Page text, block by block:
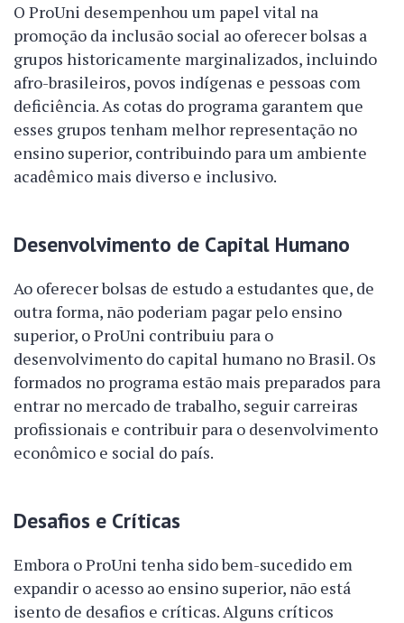
O ProUni desempenhou um papel vital na
promoção da inclusão social ao oferecer bolsas a
grupos historicamente marginalizados, incluindo
afro-brasileiros, povos indígenas e pessoas com
deficiência. As cotas do programa garantem que
esses grupos tenham melhor representação no
ensino superior, contribuindo para um ambiente
acadêmico mais diverso e inclusivo.
Desenvolvimento de Capital Humano
Ao oferecer bolsas de estudo a estudantes que, de
outra forma, não poderiam pagar pelo ensino
superior, o ProUni contribuiu para o
desenvolvimento do capital humano no Brasil. Os
formados no programa estão mais preparados para
entrar no mercado de trabalho, seguir carreiras
profissionais e contribuir para o desenvolvimento
econômico e social do país.
Desafios e Críticas
Embora o ProUni tenha sido bem-sucedido em
expandir o acesso ao ensino superior, não está
isento de desafios e críticas. Alguns críticos